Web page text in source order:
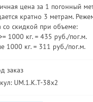
цена за 1 погонный
кратно 3 метрам.
со скидкой при объеме:
1000 кг. = 435 руб./пог.м.
1000 кг. = 311 руб./пог.м.
заказ
UM.1.K.T-38x2